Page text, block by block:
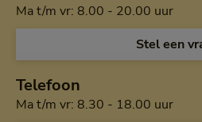
Ma t/m vr: 8.00 - 20.00 uur
Open de
Stel een
Telefoon
Ma t/m vr: 8.30 - 18.00 uur